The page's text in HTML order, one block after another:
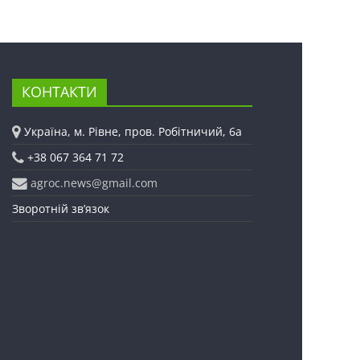
КОНТАКТИ
Україна, м. Рівне, пров. Робітничий, 6а
+38 067 364 71 72
agroc.news@gmail.com
Зворотній зв’язок